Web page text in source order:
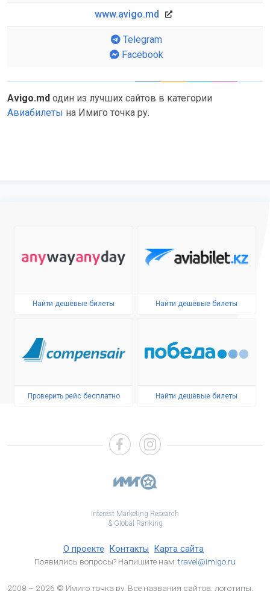
www.avigo.md
Telegram
Facebook
Avigo.md один из лучших сайтов в категории
Авиабилеты на Имиго точка ру.
Найти дешёвые билеты Найти дешёвые билеты
Проверить рейс бесплатно Найти дешёвые билеты
Interest Marketing Research
& Global Ranking
О проекте Контакты Карта сайта
Появились вопросы? Напишите нам:travel@imigo.ru
2008 – 2026 © Имиго точка ру. Все названия сайтов, логотипы,